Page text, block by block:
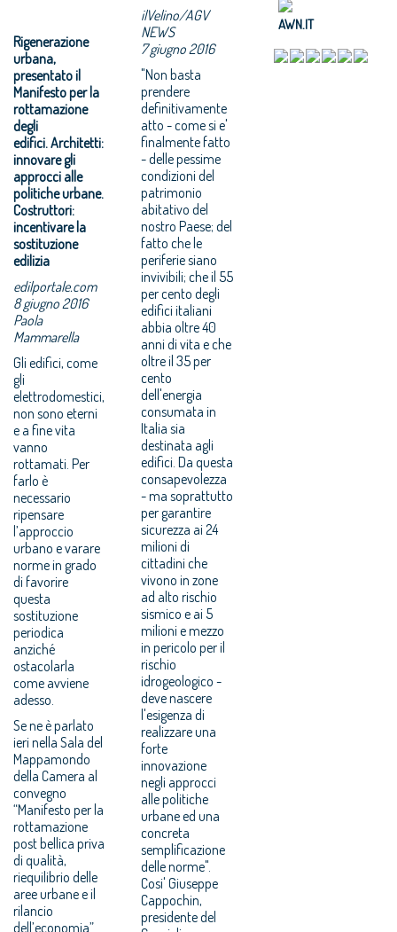
Rigenerazione
urbana,
presentato il
Manifesto per la
rottamazione
degli
edifici. Architetti:
innovare gli
approcci alle
politiche urbane.
Costruttori:
incentivare la
sostituzione
edilizia
edilportale.com
8 giugno 2016
Paola
Mammarella
Gli edifici, come
gli
elettrodomestici,
non sono eterni
e a fine vita
vanno
rottamati. Per
farlo è
necessario
ripensare
l’approccio
urbano e varare
norme in grado
di favorire
questa
sostituzione
periodica
anziché
ostacolarla
come avviene
adesso.
Se ne è parlato
ieri nella Sala del
Mappamondo
della Camera al
convegno
“Manifesto per la
rottamazione
post bellica priva
di qualità,
riequilibrio delle
aree urbane e il
rilancio
dell’economia”
ilVelino/AGV
NEWS
7 giugno 2016
"Non basta
prendere
definitivamente
atto - come si e'
finalmente fatto
- delle pessime
condizioni del
patrimonio
abitativo del
nostro Paese; del
fatto che le
periferie siano
invivibili; che il 55
per cento degli
edifici italiani
abbia oltre 40
anni di vita e che
oltre il 35 per
cento
dell'energia
consumata in
Italia sia
destinata agli
edifici. Da questa
consapevolezza
- ma soprattutto
per garantire
sicurezza ai 24
milioni di
cittadini che
vivono in zone
ad alto rischio
sismico e ai 5
milioni e mezzo
in pericolo per il
rischio
idrogeologico -
deve nascere
l'esigenza di
realizzare una
forte
innovazione
negli approcci
alle politiche
urbane ed una
concreta
semplificazione
delle norme".
Cosi' Giuseppe
Cappochin,
presidente del
AWN.IT